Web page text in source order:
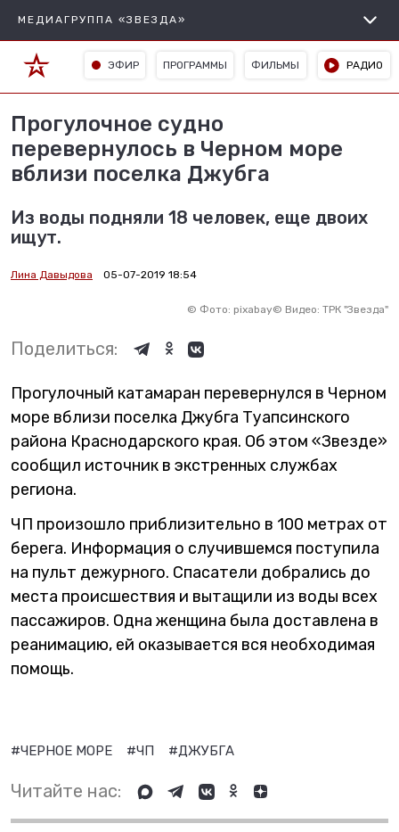
МЕДИАГРУППА «ЗВЕЗДА»
ЭФИР ПРОГРАММЫ ФИЛЬМЫ РАДИО
Прогулочное судно
перевернулось в Черном море
вблизи поселка Джубга
Из воды подняли 18 человек, еще двоих
ищут.
Лина Давыдова 05-07-2019 18:54
© Фото: pixabay© Видео: ТРК "Звезда"
Поделиться:
Прогулочный катамаран перевернулся в Черном
море вблизи поселка Джубга Туапсинского
района Краснодарского края. Об этом «Звезде»
сообщил источник в экстренных службах
региона.
ЧП произошло приблизительно в 100 метрах от
берега. Информация о случившемся поступила
на пульт дежурного. Спасатели добрались до
места происшествия и вытащили из воды всех
пассажиров. Одна женщина была доставлена в
реанимацию, ей оказывается вся необходимая
помощь.
#ЧЕРНОЕ МОРЕ #ЧП #ДЖУБГА
Читайте нас: